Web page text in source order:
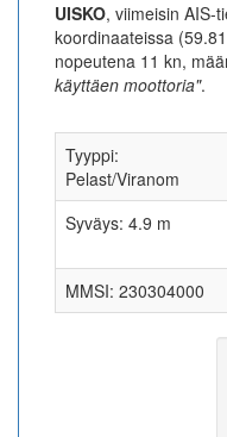
UISKO, viimeisin AIS-
koordinaateissa
nopeutena 11 kn,
käyttäen moottoria".
Tyyppi:
Pelast/Viranom
Syväys: 4.9 m
MMSI: 230304000